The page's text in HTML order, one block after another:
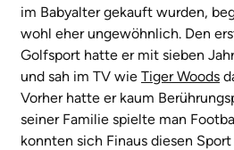
im Babyalter gekauft wurden,
wohl eher ungewöhnlich. Den
Golfsport hatte er mit sieben
und sah im TV wie Tiger Woods
Vorher hatte er kaum
seiner Familie spielte man
konnten sich Finaus diesen